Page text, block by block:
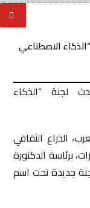
الاصطناعي
لجنة “الذكاء
الذراع الثقافي
برئاسة الدكتورة
جديدة تحت اسم